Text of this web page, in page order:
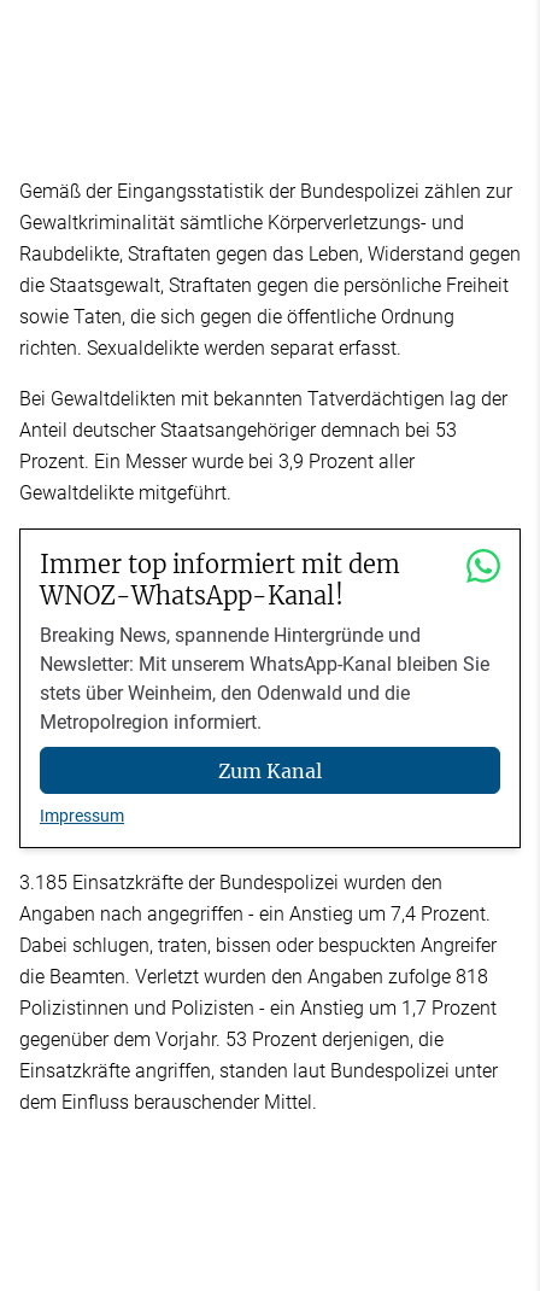
Gemäß der Eingangsstatistik der Bundespolizei zählen zur
Gewaltkriminalität sämtliche Körperverletzungs- und
Raubdelikte, Straftaten gegen das Leben, Widerstand gegen
die Staatsgewalt, Straftaten gegen die persönliche Freiheit
sowie Taten, die sich gegen die öffentliche Ordnung
richten. Sexualdelikte werden separat erfasst.
Bei Gewaltdelikten mit bekannten Tatverdächtigen lag der
Anteil deutscher Staatsangehöriger demnach bei 53
Prozent. Ein Messer wurde bei 3,9 Prozent aller
Gewaltdelikte mitgeführt.
Immer top informiert mit dem
WNOZ-WhatsApp-Kanal!
Breaking News, spannende Hintergründe und
Newsletter: Mit unserem WhatsApp-Kanal bleiben Sie
stets über Weinheim, den Odenwald und die
Metropolregion informiert.
Zum Kanal
Impressum
3.185 Einsatzkräfte der Bundespolizei wurden den
Angaben nach angegriffen - ein Anstieg um 7,4 Prozent.
Dabei schlugen, traten, bissen oder bespuckten Angreifer
die Beamten. Verletzt wurden den Angaben zufolge 818
Polizistinnen und Polizisten - ein Anstieg um 1,7 Prozent
gegenüber dem Vorjahr. 53 Prozent derjenigen, die
Einsatzkräfte angriffen, standen laut Bundespolizei unter
dem Einfluss berauschender Mittel.